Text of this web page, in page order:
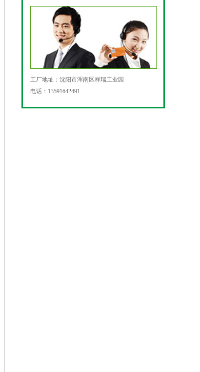
工厂地址：沈阳市浑南区祥瑞工业园
电话：13591642491